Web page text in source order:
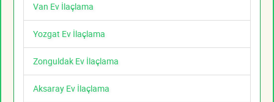
Van Ev İlaçlama
Yozgat Ev İlaçlama
Zonguldak Ev İlaçlama
Aksaray Ev İlaçlama